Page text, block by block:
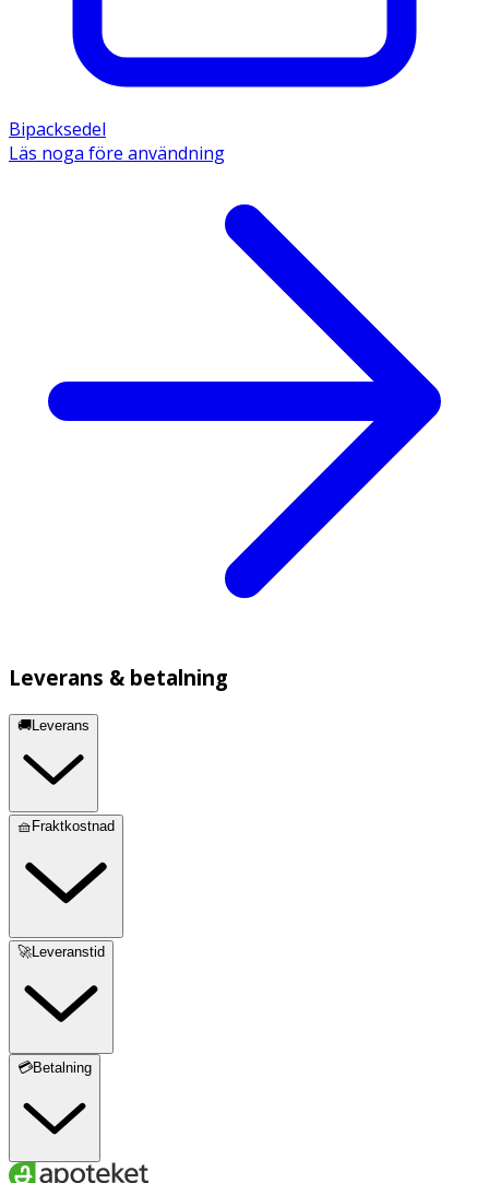
Bipacksedel
Läs noga före användning
Leverans & betalning
🚚Leverans
🧺Fraktkostnad
🚀Leveranstid
💳Betalning